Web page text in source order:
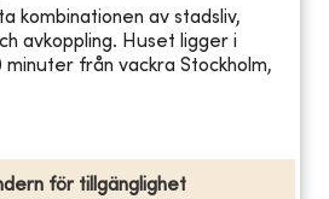
kombinationen av stadsliv,
avkoppling. Huset ligger i
från vackra Stockholm,
för tillgänglighet